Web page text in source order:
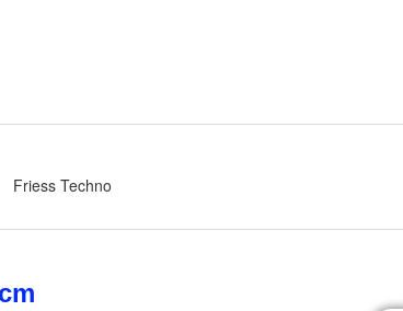
Friess Techno